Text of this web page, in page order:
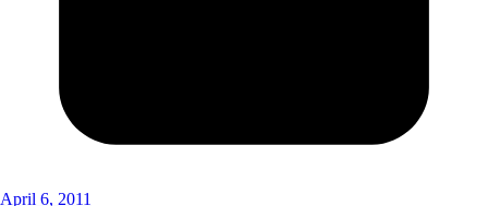
April 6, 2011